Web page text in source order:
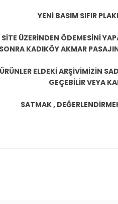
YENİ BASIM SIFIR
ÜZERİNDEN ÖDEMESİNİ
SONRA KADIKÖY AKMAR
ELDEKİ ARŞİVİMİZİN
GEÇEBİLİR VEYA
SATMAK ,